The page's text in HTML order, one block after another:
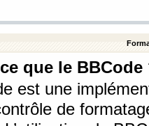
que le BBCode
est une
de